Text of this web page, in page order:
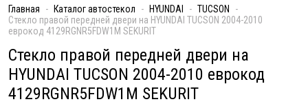
Главная Каталог автостекол HYUNDAI
TUCSON
Стекло правой передней двери на HYUNDAI TUCSON 2004-2010
еврокод 4129RGNR5FDW1M SEKURIT
Стекло правой передней двери на
HYUNDAI TUCSON 2004-2010 еврокод
4129RGNR5FDW1M SEKURIT